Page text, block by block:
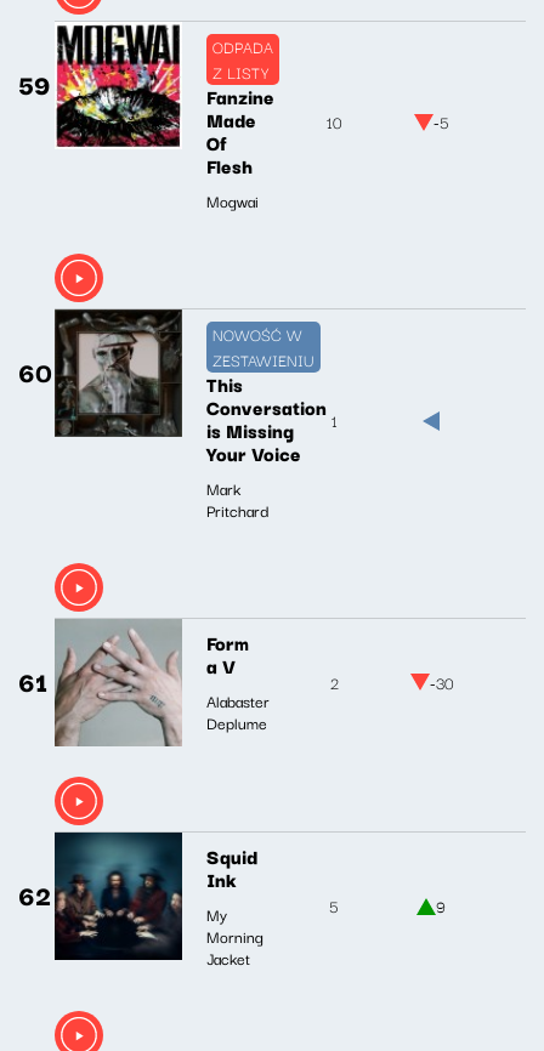
59
ODPADA
Z LISTY
Fanzine
Made
Of
Flesh
Mogwai
10 -5
60
NOWOŚĆ W
ZESTAWIENIU
This
Conversation
is Missing
Your Voice
Mark
Pritchard
1
61
Form
a V
Alabaster
Deplume
2 -30
62
Squid
Ink
My
Morning
Jacket
5 9